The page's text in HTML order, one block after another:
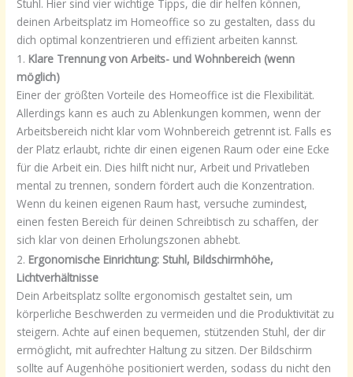
Stuhl. Hier sind vier wichtige Tipps, die dir helfen können,
deinen Arbeitsplatz im Homeoffice so zu gestalten, dass du
dich optimal konzentrieren und effizient arbeiten kannst.
1. Klare Trennung von Arbeits- und Wohnbereich (wenn
möglich)
Einer der größten Vorteile des Homeoffice ist die Flexibilität.
Allerdings kann es auch zu Ablenkungen kommen, wenn der
Arbeitsbereich nicht klar vom Wohnbereich getrennt ist. Falls es
der Platz erlaubt, richte dir einen eigenen Raum oder eine Ecke
für die Arbeit ein. Dies hilft nicht nur, Arbeit und Privatleben
mental zu trennen, sondern fördert auch die Konzentration.
Wenn du keinen eigenen Raum hast, versuche zumindest,
einen festen Bereich für deinen Schreibtisch zu schaffen, der
sich klar von deinen Erholungszonen abhebt.
2. Ergonomische Einrichtung: Stuhl, Bildschirmhöhe,
Lichtverhältnisse
Dein Arbeitsplatz sollte ergonomisch gestaltet sein, um
körperliche Beschwerden zu vermeiden und die Produktivität zu
steigern. Achte auf einen bequemen, stützenden Stuhl, der dir
ermöglicht, mit aufrechter Haltung zu sitzen. Der Bildschirm
sollte auf Augenhöhe positioniert werden, sodass du nicht den